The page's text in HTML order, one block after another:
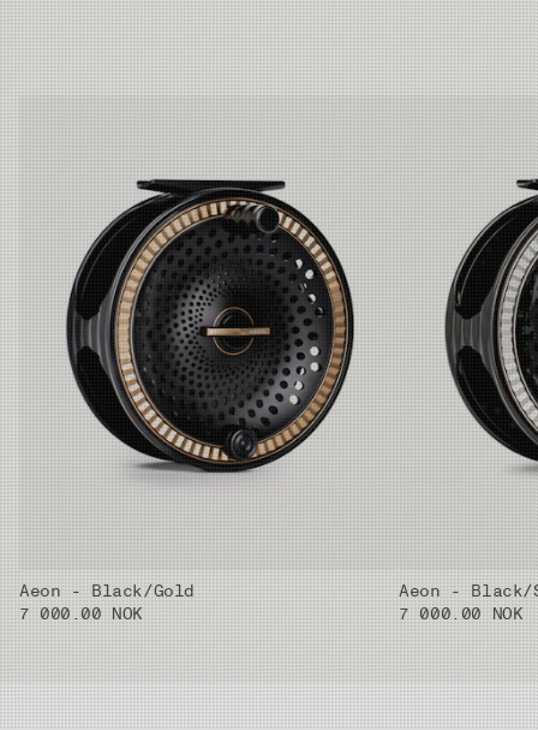
Aeon - Black/Gold
7 000.00 NOK
Aeon -
7 000.00 NOK